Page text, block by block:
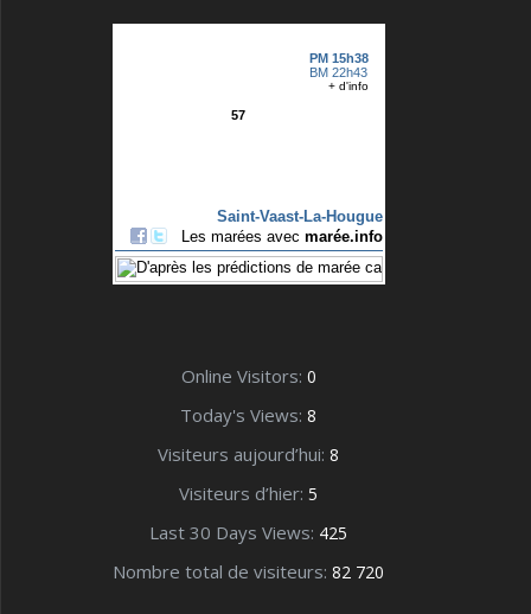
Online Visitors: 0
Today's Views: 8
Visiteurs aujourd’hui: 8
Visiteurs d’hier: 5
Last 30 Days Views: 425
Nombre total de visiteurs: 82 720